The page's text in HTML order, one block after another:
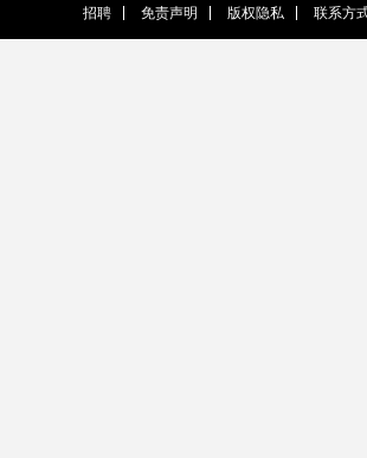
招聘 免责声明 版权隐私 联系方